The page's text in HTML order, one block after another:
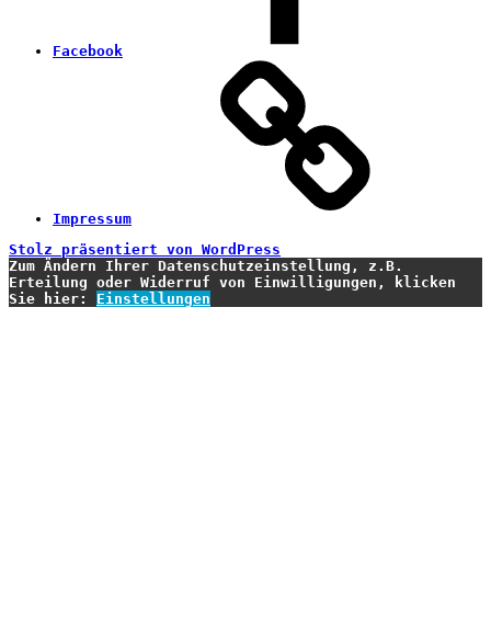
Facebook
Impressum
Stolz präsentiert von WordPress
Zum Ändern Ihrer Datenschutzeinstellung, z.B.
Erteilung oder Widerruf von Einwilligungen, klicken
Sie hier: Einstellungen